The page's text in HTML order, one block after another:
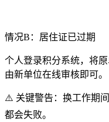
情况B：居住证已过期
个人登录积分系统，将
由新单位在线审核即可。
⚠️ 关键警告：换工作期
都会失败。